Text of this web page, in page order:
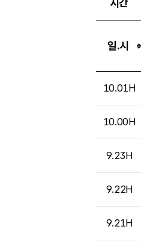
시간
일.시
10.01H
10.00H
9.23H
9.22H
9.21H